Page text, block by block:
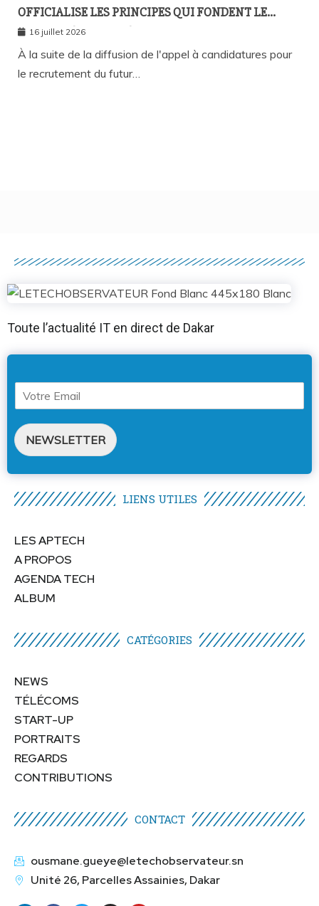
OFFICIALISE LES PRINCIPES QUI FONDENT LE
RECOURS À L’APPEL À CANDIDATURES
16 juillet 2026
À la suite de la diffusion de l'appel à candidatures pour
le recrutement du futur…
Toute l’actualité IT en direct de Dakar
NEWSLETTER
LIENS UTILES​
LES APTECH
A PROPOS
AGENDA TECH
ALBUM
CATÉGORIES​
NEWS
TÉLÉCOMS
START-UP
PORTRAITS
REGARDS
CONTRIBUTIONS
CONTACT
ousmane.gueye@letechobservateur.sn
Unité 26, Parcelles Assainies, Dakar